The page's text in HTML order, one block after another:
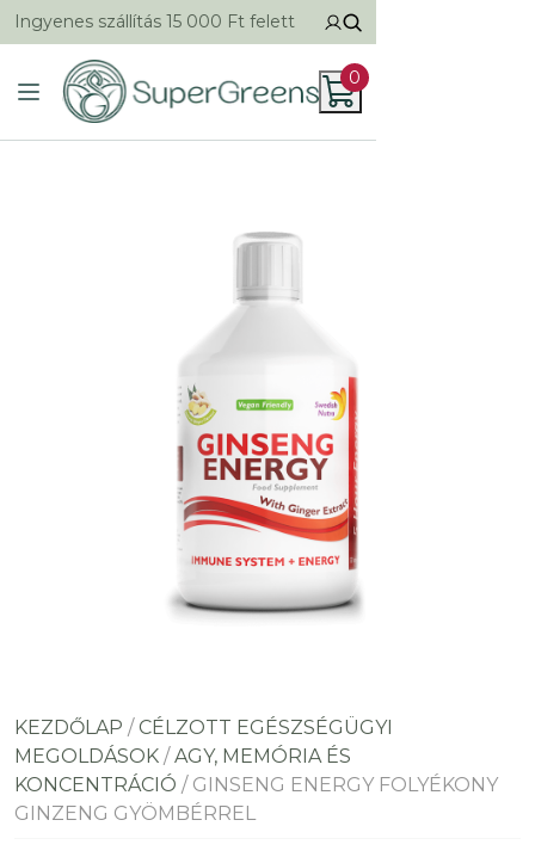
Ingyenes szállítás 15 000 Ft felett
0
KEZDŐLAP / CÉLZOTT EGÉSZSÉGÜGYI
MEGOLDÁSOK /AGY, MEMÓRIA ÉS
KONCENTRÁCIÓ / GINSENG ENERGY FOLYÉKONY
GINZENG GYÖMBÉRREL